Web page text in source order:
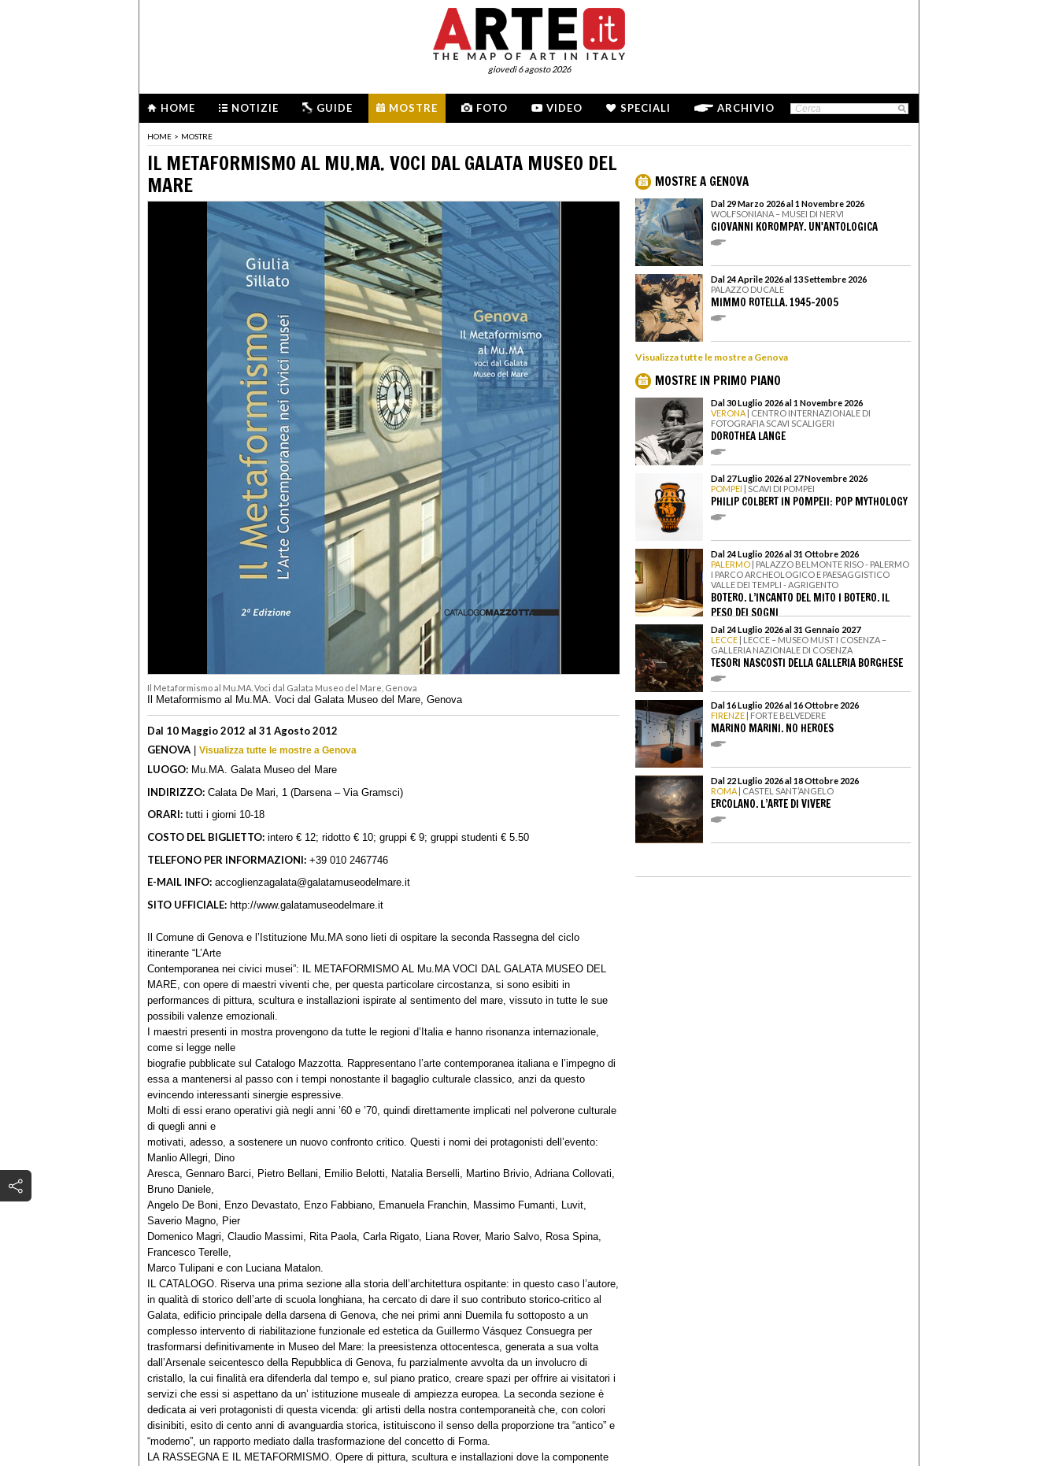
giovedì 6 agosto 2026
HOME NOTIZIE GUIDE MOSTRE FOTO VIDEO SPECIALI ARCHIVIO
HOME > MOSTRE
IL METAFORMISMO AL MU.MA. VOCI DAL GALATA MUSEO DEL
MARE
Il Metaformismo al Mu.MA. Voci dal Galata Museo del Mare, Genova
Il Metaformismo al Mu.MA. Voci dal Galata Museo del Mare, Genova
Dal 10 Maggio 2012 al 31 Agosto 2012
GENOVA | Visualizza tutte le mostre a Genova
LUOGO: Mu.MA. Galata Museo del Mare
INDIRIZZO: Calata De Mari, 1 (Darsena – Via Gramsci)
ORARI: tutti i giorni 10-18
COSTO DEL BIGLIETTO: intero € 12; ridotto € 10; gruppi € 9; gruppi studenti € 5.50
TELEFONO PER INFORMAZIONI: +39 010 2467746
E-MAIL INFO: accoglienzagalata@galatamuseodelmare.it
SITO UFFICIALE: http://www.galatamuseodelmare.it
Il Comune di Genova e l’Istituzione Mu.MA sono lieti di ospitare la seconda Rassegna del ciclo
itinerante “L’Arte
Contemporanea nei civici musei”: IL METAFORMISMO AL Mu.MA VOCI DAL GALATA MUSEO DEL
MARE, con opere di maestri viventi che, per questa particolare circostanza, si sono esibiti in
performances di pittura, scultura e installazioni ispirate al sentimento del mare, vissuto in tutte le sue
possibili valenze emozionali.
I maestri presenti in mostra provengono da tutte le regioni d’Italia e hanno risonanza internazionale,
come si legge nelle
biografie pubblicate sul Catalogo Mazzotta. Rappresentano l’arte contemporanea italiana e l’impegno di
essa a mantenersi al passo con i tempi nonostante il bagaglio culturale classico, anzi da questo
evincendo interessanti sinergie espressive.
Molti di essi erano operativi già negli anni ’60 e ’70, quindi direttamente implicati nel polverone culturale
di quegli anni e
motivati, adesso, a sostenere un nuovo confronto critico. Questi i nomi dei protagonisti dell’evento:
Manlio Allegri, Dino
Aresca, Gennaro Barci, Pietro Bellani, Emilio Belotti, Natalia Berselli, Martino Brivio, Adriana Collovati,
Bruno Daniele,
Angelo De Boni, Enzo Devastato, Enzo Fabbiano, Emanuela Franchin, Massimo Fumanti, Luvit,
Saverio Magno, Pier
Domenico Magri, Claudio Massimi, Rita Paola, Carla Rigato, Liana Rover, Mario Salvo, Rosa Spina,
Francesco Terelle,
Marco Tulipani e con Luciana Matalon.
IL CATALOGO. Riserva una prima sezione alla storia dell’architettura ospitante: in questo caso l’autore,
in qualità di storico dell’arte di scuola longhiana, ha cercato di dare il suo contributo storico-critico al
Galata, edificio principale della darsena di Genova, che nei primi anni Duemila fu sottoposto a un
complesso intervento di riabilitazione funzionale ed estetica da Guillermo Vásquez Consuegra per
trasformarsi definitivamente in Museo del Mare: la preesistenza ottocentesca, generata a sua volta
dall’Arsenale seicentesco della Repubblica di Genova, fu parzialmente avvolta da un involucro di
cristallo, la cui finalità era difenderla dal tempo e, sul piano pratico, creare spazi per offrire ai visitatori i
servizi che essi si aspettano da un’ istituzione museale di ampiezza europea. La seconda sezione è
dedicata ai veri protagonisti di questa vicenda: gli artisti della nostra contemporaneità che, con colori
disinibiti, esito di cento anni di avanguardia storica, istituiscono il senso della proporzione tra “antico” e
“moderno”, un rapporto mediato dalla trasformazione del concetto di Forma.
LA RASSEGNA E IL METAFORMISMO. Opere di pittura, scultura e installazioni dove la componente
MOSTRE A GENOVA
Dal 29 Marzo 2026 al 1 Novembre 2026
WOLFSONIANA – MUSEI DI NERVI
GIOVANNI KOROMPAY. UN'ANTOLOGICA
Dal 24 Aprile 2026 al 13 Settembre 2026
PALAZZO DUCALE
MIMMO ROTELLA. 1945–2005
Visualizza tutte le mostre a Genova
MOSTRE IN PRIMO PIANO
Dal 30 Luglio 2026 al 1 Novembre 2026
VERONA | CENTRO INTERNAZIONALE DI
FOTOGRAFIA SCAVI SCALIGERI
DOROTHEA LANGE
Dal 27 Luglio 2026 al 27 Novembre 2026
POMPEI | SCAVI DI POMPEI
PHILIP COLBERT IN POMPEII: POP MYTHOLOGY
Dal 24 Luglio 2026 al 31 Ottobre 2026
PALERMO | PALAZZO BELMONTE RISO - PALERMO
I PARCO ARCHEOLOGICO E PAESAGGISTICO
VALLE DEI TEMPLI - AGRIGENTO
BOTERO. L’INCANTO DEL MITO I BOTERO. IL
PESO DEI SOGNI
Dal 24 Luglio 2026 al 31 Gennaio 2027
LECCE | LECCE – MUSEO MUST I COSENZA –
GALLERIA NAZIONALE DI COSENZA
TESORI NASCOSTI DELLA GALLERIA BORGHESE
Dal 16 Luglio 2026 al 16 Ottobre 2026
FIRENZE | FORTE BELVEDERE
MARINO MARINI. NO HEROES
Dal 22 Luglio 2026 al 18 Ottobre 2026
ROMA | CASTEL SANT’ANGELO
ERCOLANO. L’ARTE DI VIVERE